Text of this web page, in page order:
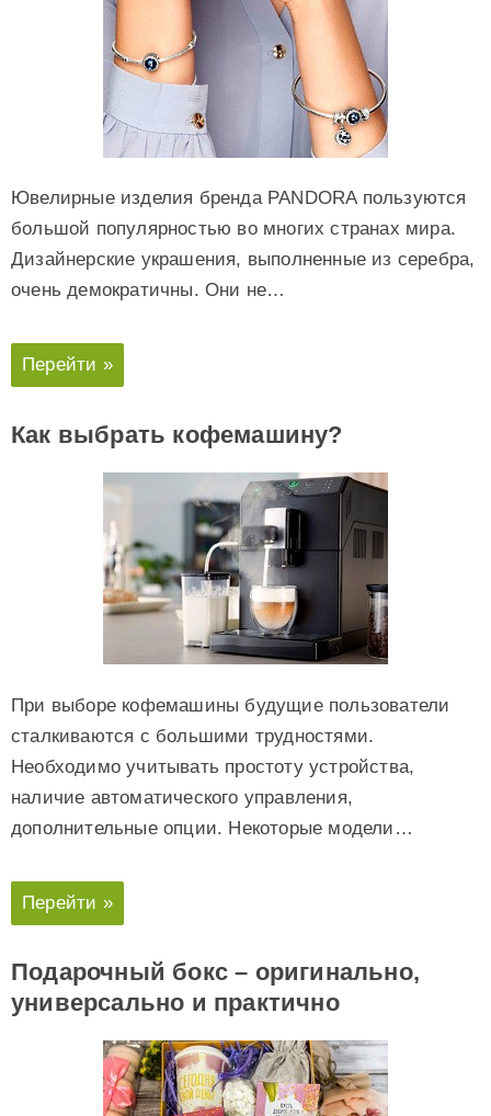
Ювелирные изделия бренда PANDORA пользуются
большой популярностью во многих странах мира.
Дизайнерские украшения, выполненные из серебра,
очень демократичны. Они не…
Перейти »
Как выбрать кофемашину?
При выборе кофемашины будущие пользователи
сталкиваются с большими трудностями.
Необходимо учитывать простоту устройства,
наличие автоматического управления,
дополнительные опции. Некоторые модели…
Перейти »
Подарочный бокс – оригинально,
универсально и практично